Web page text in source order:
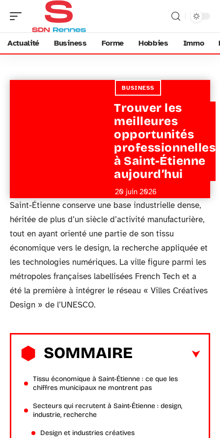
Actualité Business Forme Hobbies Immo
BUSINESS
Trouver les
meilleures
opportunités
professionnelles
à Saint-Étienne
aujourd’hui
20 juin 2026
Saint-Étienne conserve une base industrielle dense,
héritée de plus d’un siècle d’activité manufacturière,
tout en ayant orienté une partie de son tissu
économique vers le design, la recherche appliquée et
les technologies numériques. La ville figure parmi les
métropoles françaises labellisées French Tech et a
été la première à intégrer le réseau « Villes Créatives
Design » de l’UNESCO.
SOMMAIRE
Tissu économique à Saint-Étienne : ce que les
chiffres municipaux ne montrent pas
Secteurs qui recrutent à Saint-Étienne : design,
industrie, recherche
Design et industries créatives